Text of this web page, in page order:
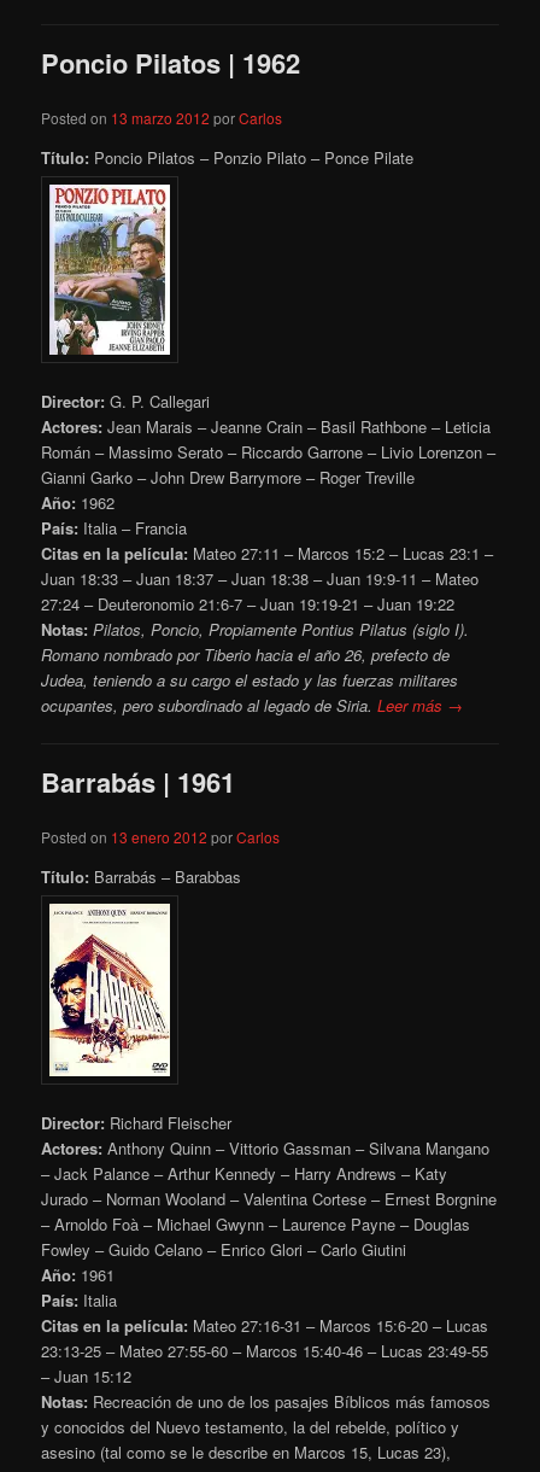
Poncio Pilatos | 1962
Posted on 13 marzo 2012 porCarlos
Título: Poncio Pilatos – Ponzio Pilato – Ponce Pilate
Director: G. P. Callegari
Actores: Jean Marais – Jeanne Crain – Basil Rathbone – Leticia
Román – Massimo Serato – Riccardo Garrone – Livio Lorenzon –
Gianni Garko – John Drew Barrymore – Roger Treville
Año: 1962
País: Italia – Francia
Citas en la película: Mateo 27:11 – Marcos 15:2 – Lucas 23:1 –
Juan 18:33 – Juan 18:37 – Juan 18:38 – Juan 19:9-11 – Mateo
27:24 – Deuteronomio 21:6-7 – Juan 19:19-21 – Juan 19:22
Notas: Pilatos, Poncio, Propiamente Pontius Pilatus (siglo I).
Romano nombrado por Tiberio hacia el año 26, prefecto de
Judea, teniendo a su cargo el estado y las fuerzas militares
ocupantes, pero subordinado al legado de Siria.Leer más →
Barrabás | 1961
Posted on 13 enero 2012 porCarlos
Título: Barrabás – Barabbas
Director: Richard Fleischer
Actores: Anthony Quinn – Vittorio Gassman – Silvana Mangano
– Jack Palance – Arthur Kennedy – Harry Andrews – Katy
Jurado – Norman Wooland – Valentina Cortese – Ernest Borgnine
– Arnoldo Foà – Michael Gwynn – Laurence Payne – Douglas
Fowley – Guido Celano – Enrico Glori – Carlo Giutini
Año: 1961
País: Italia
Citas en la película: Mateo 27:16-31 – Marcos 15:6-20 – Lucas
23:13-25 – Mateo 27:55-60 – Marcos 15:40-46 – Lucas 23:49-55
– Juan 15:12
Notas: Recreación de uno de los pasajes Bíblicos más famosos
y conocidos del Nuevo testamento, la del rebelde, político y
asesino (tal como se le describe en Marcos 15, Lucas 23),